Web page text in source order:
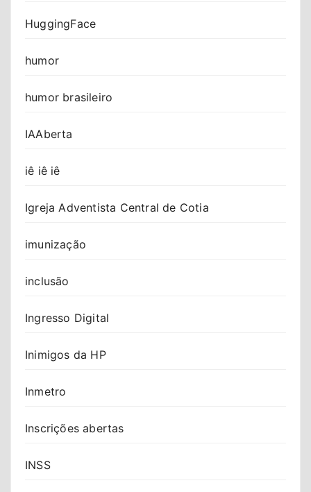
HuggingFace
humor
humor brasileiro
IAAberta
iê iê iê
Igreja Adventista Central de Cotia
imunização
inclusão
Ingresso Digital
Inimigos da HP
Inmetro
Inscrições abertas
INSS